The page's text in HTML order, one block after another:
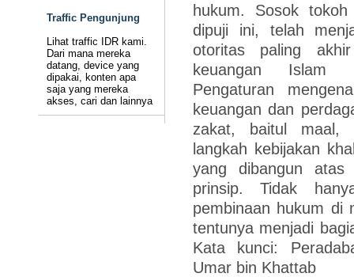
Traffic Pengunjung
Lihat traffic IDR kami.
Dari mana mereka
datang, device yang
dipakai, konten apa
saja yang mereka
akses, cari dan lainnya
hukum. Sosok
dipuji ini, telah
otoritas paling
keuangan Islam
Pengaturan
keuangan dan
zakat, baitul maal,
langkah kebijakan
yang dibangun atas
prinsip. Tidak
pembinaan hukum di
tentunya menjadi
Kata kunci:
Umar bin Khattab